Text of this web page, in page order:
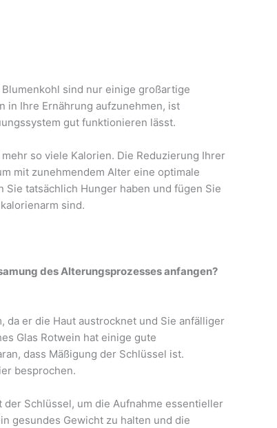
sind nur einige großartige
in Ihre Ernährung aufzunehmen, ist
gut funktionieren lässt.
so ​​viele Kalorien. Die Reduzierung Ihrer
mit zunehmendem Alter eine optimale
Sie tatsächlich Hunger haben und fügen Sie
sind.
des Alterungsprozesses anfangen?
da er die Haut austrocknet und Sie anfälliger
Glas Rotwein hat einige gute
dass Mäßigung der Schlüssel ist.
besprochen.
Schlüssel, um die Aufnahme essentieller
gesundes Gewicht zu halten und die